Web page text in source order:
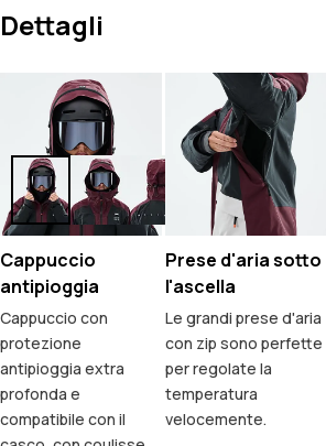
Dettagli
Cappuccio
antipioggia
Cappuccio con
protezione
antipioggia extra
profonda e
compatibile con il
Prese d'aria sotto
l'ascella
Le grandi prese d'aria
con zip sono perfette
per regolate la
temperatura
velocemente.